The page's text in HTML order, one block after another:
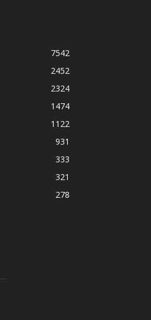
7542
2452
2324
1474
1122
931
333
321
278